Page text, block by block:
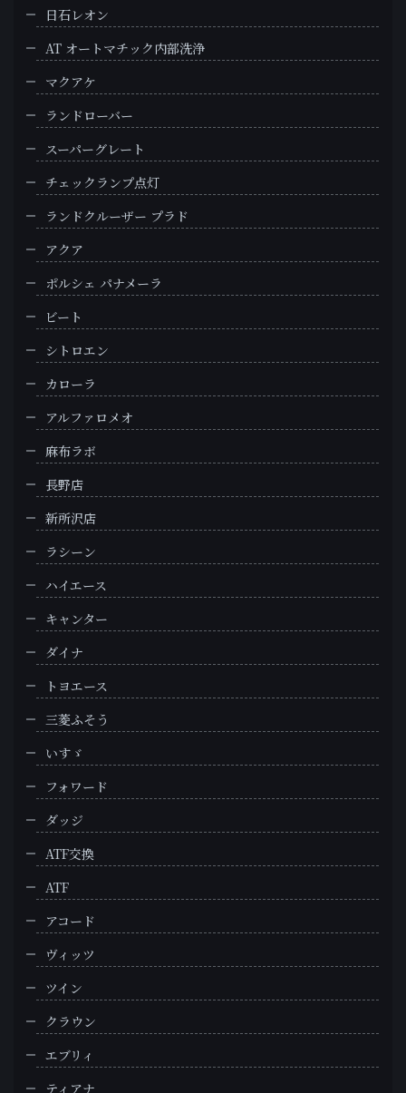
日石レオン
AT オートマチック内部洗浄
マクアケ
ランドローバー
スーパーグレート
チェックランプ点灯
ランドクルーザー プラド
アクア
ポルシェ パナメーラ
ビート
シトロエン
カローラ
アルファロメオ
麻布ラボ
長野店
新所沢店
ラシーン
ハイエース
キャンター
ダイナ
トヨエース
三菱ふそう
いすゞ
フォワード
ダッジ
ATF交換
ATF
アコード
ヴィッツ
ツイン
クラウン
エブリィ
ティアナ